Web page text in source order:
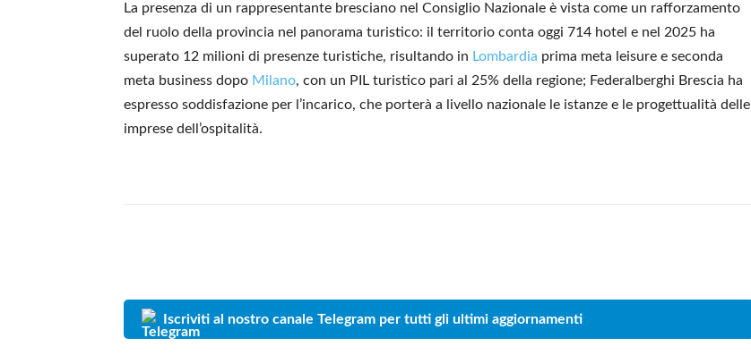
La presenza di un rappresentante bresciano nel Consiglio Nazionale è vista come un rafforzamento
del ruolo della provincia nel panorama turistico: il territorio conta oggi 714 hotel e nel 2025 ha
superato 12 milioni di presenze turistiche, risultando in Lombardia prima meta leisure e seconda
meta business dopo Milano, con un PIL turistico pari al 25% della regione; Federalberghi Brescia ha
espresso soddisfazione per l’incarico, che porterà a livello nazionale le istanze e le progettualità delle
imprese dell’ospitalità.
Iscriviti al nostro canale Telegram per tutti gli ultimi aggiornamenti